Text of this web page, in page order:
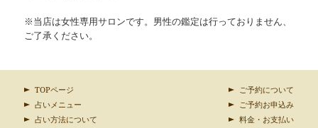
※当店は女性専用サロンです。男性の鑑定は行っておりません、
ご了承ください。
TOPページ
占いメニュー
占い方法について
ご予約について
ご予約お申込み
料金・お支払い